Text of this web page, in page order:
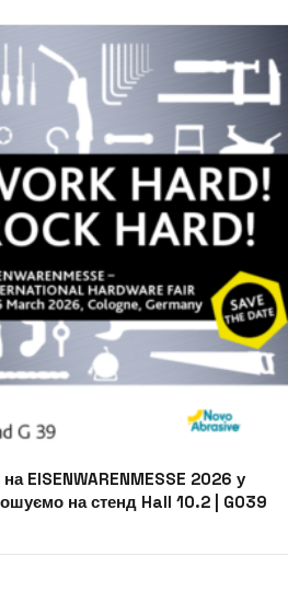
EISENWARENMESSE 2026 у
на стенд Hall 10.2 | G039